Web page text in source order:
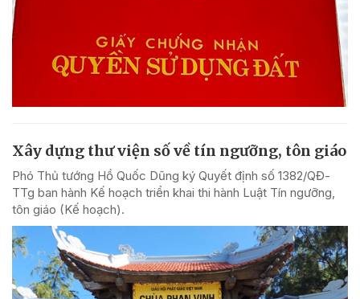
Xây dựng thư viện số về tín ngưỡng, tôn giáo
Phó Thủ tướng Hồ Quốc Dũng ký Quyết định số 1382/QĐ-
TTg ban hành Kế hoạch triển khai thi hành Luật Tín ngưỡng,
tôn giáo (Kế hoạch).